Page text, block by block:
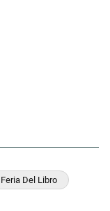
Feria Del Libro